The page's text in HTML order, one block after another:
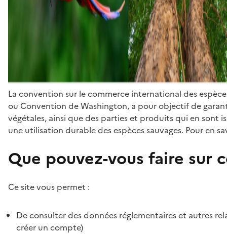
La convention sur le commerce international des
ou Convention de Washington, a pour objectif de
végétales, ainsi que des parties et produits qui en sont
une utilisation durable des espèces sauvages. Pour en
Que pouvez-vous faire sur
Ce site vous permet :
De consulter des données réglementaires et autres
créer un compte)